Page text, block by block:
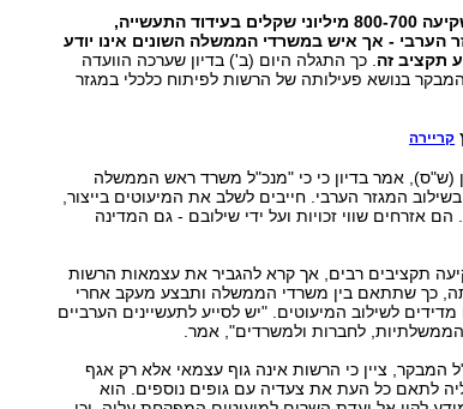
איפה הכסף? המדינה השקיעה 800-700 מיליוני שקלים בעידוד התעשייה,
הערבי - אך איש במשרדי הממשלה השונים אינו יודע
תקציב זה. כך התגלה היום (ב') בדיון שערכה הוועדה
בנושא פעילותה של הרשות לפיתוח כלכלי במגזר
קריירה
(ש"ס), אמר בדיון כי כי "מנכ"ל משרד ראש הממשלה
המגזר הערבי. חייבים לשלב את המיעוטים בייצור,
אזרחים שווי זכויות ועל ידי שילובם - גם המדינה
תקציבים רבים, אך קרא להגביר את עצמאות הרשות
כך שתתאם בין משרדי הממשלה ותבצע מעקב אחרי
לשילוב המיעוטים. "יש לסייע לתעשיינים הערביים
הממשלתיות, לחברות ולמשרדים", אמר.
המבקר, ציין כי הרשות אינה גוף עצמאי אלא רק אגף
לתאם כל העת את צעדיה עם גופים נוספים. הוא